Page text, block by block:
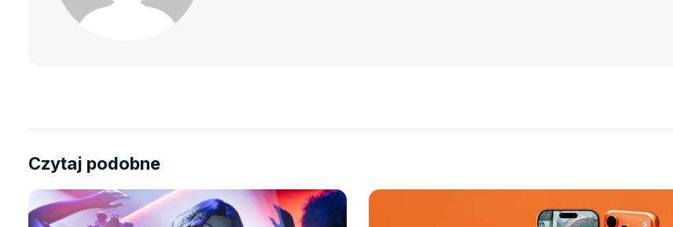
Czytaj podobne